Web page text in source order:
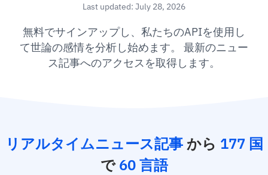
Last updated: July 28, 2026
無料でサインアップし、私たちのAPIを使用し
て世論の感情を分析し始めます。 最新のニュー
ス記事へのアクセスを取得します。
リアルタイムニュース記事から 177 国
で60 言語